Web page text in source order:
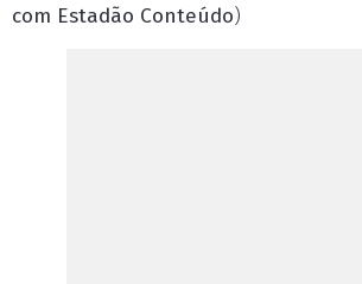
com Estadão Conteúdo)